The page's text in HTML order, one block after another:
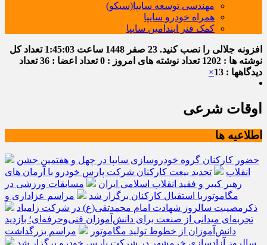
مهندسی توسعه سایپا(سیکو)
همراه خودرو سایپا
کمک فنر ایندامین سایپا
افزونه جلالی را نصب کنید. 23 صفر 1448 ساعت 1:45:03 تعداد کل
نوشته ها : 1202
تعداد نوشته های امروز : 0 تعداد اعضا : 36
تعداد
دیدگاهها : 13
×
اوقات شرعی
اطلاعیه ها
حضور کارکنان گروه خودروسازی سایپا در چهل و هفتمین جشن
انقلاب
تجدید بیعت کارکنان شرکت پارس خودرو با آرمان های
رهبر کبیر و فقید انقلاب اسلامی ایران
مسابقات ورزشی در
مگاموتوربا استقبال کارکنان برگزار شد
مراسم عزاداری و
ذکرمصیبت سالروز شهادت امام محمدتقی(ع) در شرکت زامیاد
تجربه‌ای میدانی از صنعت برای دانش‌آموزان فنی‌وحرفه‌ای؛ بازدید
دانش‌آموزان از خطوط تولید مگاموتور
مراسم بزرگداشت
سالروز آزادسازی خرمشهر در شرکت پارس خودرو برگزار شد